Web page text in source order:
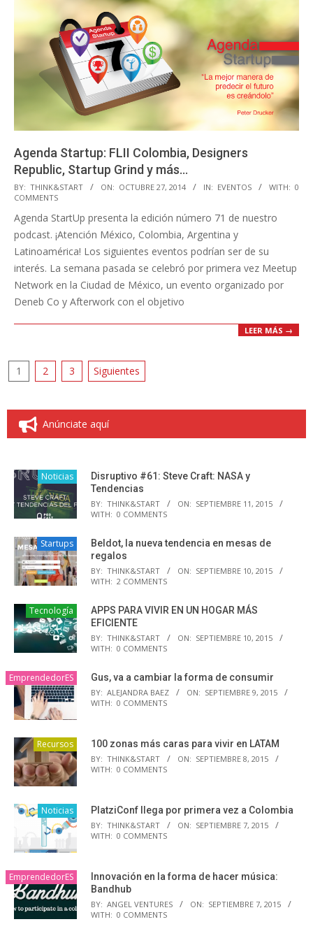
Agenda Startup: FLII Colombia, Designers
Republic, Startup Grind y más…
2014-
10-
27
BY: THINK&START ON: OCTUBRE 27, 2014 IN: EVENTOS WITH: 0
COMMENTS
Agenda StartUp presenta la edición número 71 de nuestro
podcast. ¡Atención México, Colombia, Argentina y
Latinoamérica! Los siguientes eventos podrían ser de su
interés. La semana pasada se celebró por primera vez Meetup
Network en la Ciudad de México, un evento organizado por
Deneb Co y Afterwork con el objetivo
LEER MÁS →
Paginación
entradas
1 2 3 Siguientes
Anúnciate aquí
Noticias
Disruptivo #61: Steve Craft: NASA y
Tendencias
BY: THINK&START ON: SEPTIEMBRE 11, 2015
WITH: 0 COMMENTS
Startups
Beldot, la nueva tendencia en mesas de
regalos
BY: THINK&START ON: SEPTIEMBRE 10, 2015
WITH: 2 COMMENTS
Tecnología
APPS PARA VIVIR EN UN HOGAR MÁS
EFICIENTE
BY: THINK&START ON: SEPTIEMBRE 10, 2015
WITH: 0 COMMENTS
EmprendedorES Gus, va a cambiar la forma de consumir
BY: ALEJANDRA BAEZ ON: SEPTIEMBRE 9, 2015
WITH: 0 COMMENTS
Recursos 100 zonas más caras para vivir en LATAM
BY: THINK&START ON: SEPTIEMBRE 8, 2015
WITH: 0 COMMENTS
Noticias PlatziConf llega por primera vez a Colombia
BY: THINK&START ON: SEPTIEMBRE 7, 2015
WITH: 0 COMMENTS
EmprendedorES
Innovación en la forma de hacer música:
Bandhub
BY: ANGEL VENTURES ON: SEPTIEMBRE 7, 2015
WITH: 0 COMMENTS